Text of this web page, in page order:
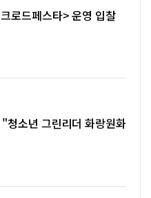
로드페스타> 운영 입찰
청소년 그린리더 화랑원화